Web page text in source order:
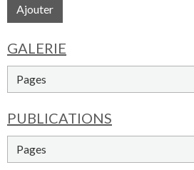
Ajouter
GALERIE
PUBLICATIONS